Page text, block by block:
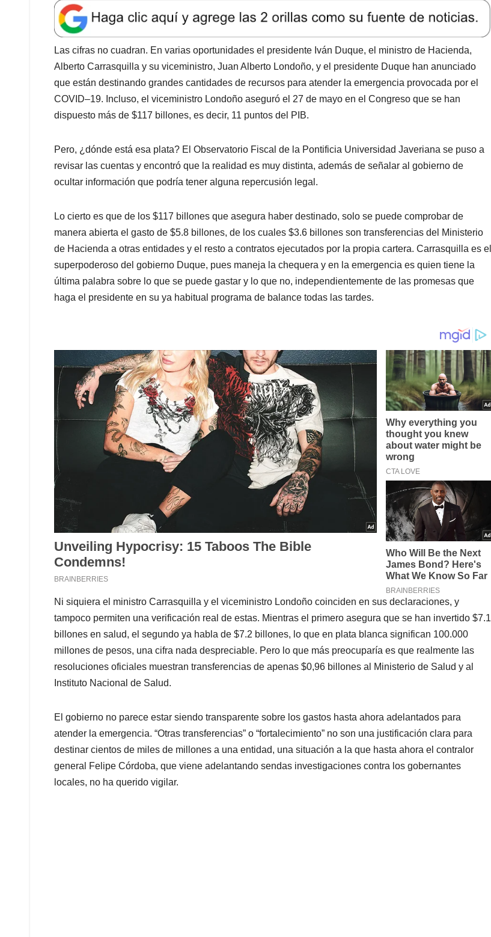
a
t
s
A
p
p
e
b
o
o
k
k
e
d
I
n
l
e
a
d
s
Las cifras no cuadran. En varias oportunidades el presidente Iván Duque, el ministro de Hacienda,
Alberto Carrasquilla y su viceministro, Juan Alberto Londoño, y el presidente Duque han anunciado
que están destinando grandes cantidades de recursos para atender la emergencia provocada por el
COVID–19. Incluso, el viceministro Londoño aseguró el 27 de mayo en el Congreso que se han
dispuesto más de $117 billones, es decir, 11 puntos del PIB.
Pero, ¿dónde está esa plata? El Observatorio Fiscal de la Pontificia Universidad Javeriana se puso a
revisar las cuentas y encontró que la realidad es muy distinta, además de señalar al gobierno de
ocultar información que podría tener alguna repercusión legal.
Lo cierto es que de los $117 billones que asegura haber destinado, solo se puede comprobar de
manera abierta el gasto de $5.8 billones, de los cuales $3.6 billones son transferencias del Ministerio
de Hacienda a otras entidades y el resto a contratos ejecutados por la propia cartera. Carrasquilla es el
superpoderoso del gobierno Duque, pues maneja la chequera y en la emergencia es quien tiene la
última palabra sobre lo que se puede gastar y lo que no, independientemente de las promesas que
haga el presidente en su ya habitual programa de balance todas las tardes.
Ni siquiera el ministro Carrasquilla y el viceministro Londoño coinciden en sus declaraciones, y
tampoco permiten una verificación real de estas. Mientras el primero asegura que se han invertido $7.1
billones en salud, el segundo ya habla de $7.2 billones, lo que en plata blanca significan 100.000
millones de pesos, una cifra nada despreciable. Pero lo que más preocuparía es que realmente las
resoluciones oficiales muestran transferencias de apenas $0,96 billones al Ministerio de Salud y al
Instituto Nacional de Salud.
El gobierno no parece estar siendo transparente sobre los gastos hasta ahora adelantados para
atender la emergencia. “Otras transferencias” o “fortalecimiento” no son una justificación clara para
destinar cientos de miles de millones a una entidad, una situación a la que hasta ahora el contralor
general Felipe Córdoba, que viene adelantando sendas investigaciones contra los gobernantes
locales, no ha querido vigilar.